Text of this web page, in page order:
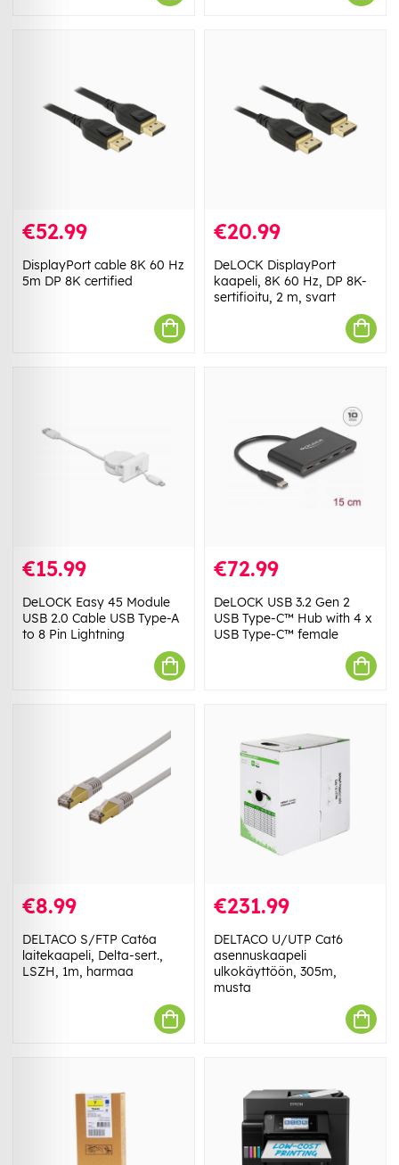
€52.99
DisplayPort cable 8K 60 Hz
5m DP 8K certified
€20.99
DeLOCK DisplayPort
kaapeli, 8K 60 Hz, DP 8K-
sertifioitu, 2 m, svart
€15.99
DeLOCK Easy 45 Module
USB 2.0 Cable USB Type-A
to 8 Pin Lightning
€72.99
DeLOCK USB 3.2 Gen 2
USB Type-C™ Hub with 4 x
USB Type-C™ female
€8.99
DELTACO S/FTP Cat6a
laitekaapeli, Delta-sert.,
LSZH, 1m, harmaa
€231.99
DELTACO U/UTP Cat6
asennuskaapeli
ulkokäyttöön, 305m,
musta